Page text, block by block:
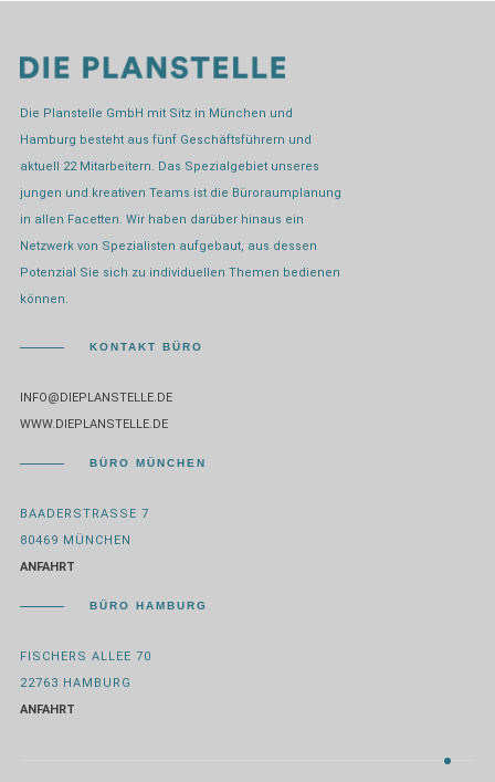
Die Planstelle GmbH mit Sitz in München und
Hamburg besteht aus fünf Geschäftsführern und
aktuell 22 Mitarbeitern. Das Spezialgebiet unseres
jungen und kreativen Teams ist die Büroraumplanung
in allen Facetten. Wir haben darüber hinaus ein
Netzwerk von Spezialisten aufgebaut, aus dessen
Potenzial Sie sich zu individuellen Themen bedienen
können.
KONTAKT BÜRO
INFO@DIEPLANSTELLE.DE
WWW.DIEPLANSTELLE.DE
BÜRO MÜNCHEN
BAADERSTRASSE 7
80469 MÜNCHEN
ANFAHRT
BÜRO HAMBURG
FISCHERS ALLEE 70
22763 HAMBURG
ANFAHRT